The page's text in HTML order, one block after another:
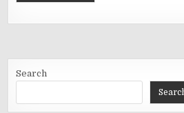
Search